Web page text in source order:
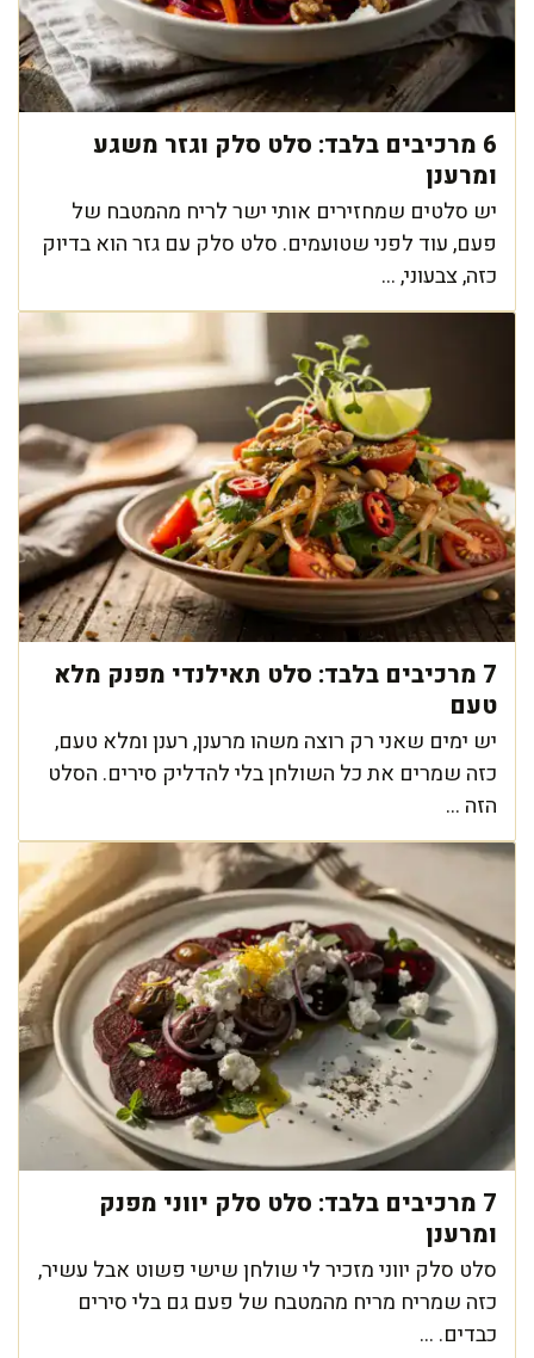
6 מרכיבים בלבד: סלט סלק וגזר משגע
ומרענן
יש סלטים שמחזירים אותי ישר לריח מהמטבח של
פעם, עוד לפני שטועמים. סלט סלק עם גזר הוא בדיוק
כזה, צבעוני, ...
7 מרכיבים בלבד: סלט תאילנדי מפנק מלא
טעם
יש ימים שאני רק רוצה משהו מרענן, רענן ומלא טעם,
כזה שמרים את כל השולחן בלי להדליק סירים. הסלט
הזה ...
7 מרכיבים בלבד: סלט סלק יווני מפנק
ומרענן
סלט סלק יווני מזכיר לי שולחן שישי פשוט אבל עשיר,
כזה שמריח מריח מהמטבח של פעם גם בלי סירים
כבדים. ...